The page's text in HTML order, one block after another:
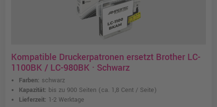
Kompatible Druckerpatronen ersetzt Brother LC-
1100BK / LC-980BK · Schwarz
Farben: schwarz
Kapazität: bis zu 900 Seiten (ca. 1,8 Cent / Seite)
Lieferzeit: 1-2 Werktage